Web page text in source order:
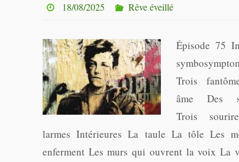
18/08/2025 Rêve éveillé
Épisode 75
Trois
âme Des
Trois
larmes Intérieures La taule La tôle Les
enferment Les murs qui ouvrent la voix La